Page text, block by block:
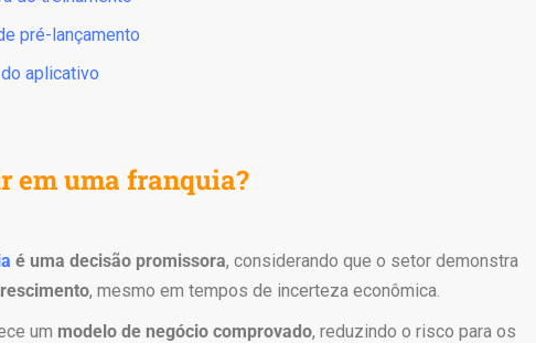
pré-lançamento
aplicativo
em uma franquia?
é uma decisão promissora, considerando que o setor demonstra
, mesmo em tempos de incerteza econômica.
um modelo de negócio comprovado, reduzindo o risco para os